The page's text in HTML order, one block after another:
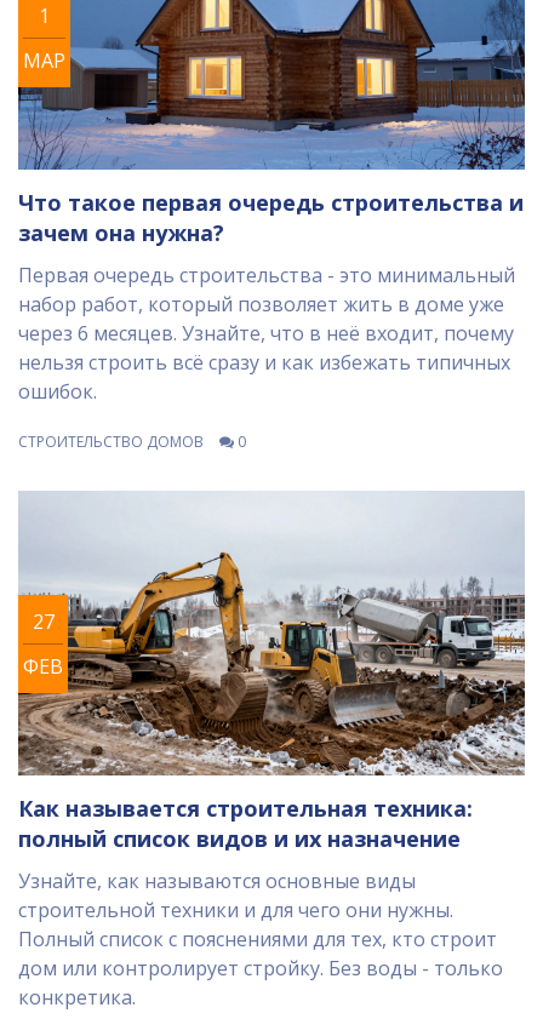
1
МАР
Что такое первая очередь строительства и
зачем она нужна?
Первая очередь строительства - это минимальный
набор работ, который позволяет жить в доме уже
через 6 месяцев. Узнайте, что в неё входит, почему
нельзя строить всё сразу и как избежать типичных
ошибок.
СТРОИТЕЛЬСТВО ДОМОВ 0
27
ФЕВ
Как называется строительная техника:
полный список видов и их назначение
Узнайте, как называются основные виды
строительной техники и для чего они нужны.
Полный список с пояснениями для тех, кто строит
дом или контролирует стройку. Без воды - только
конкретика.